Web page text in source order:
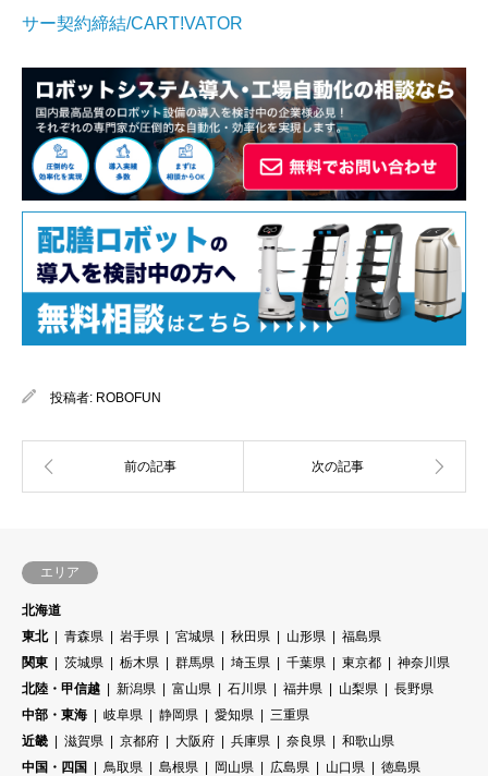
サー契約締結/CART!VATOR
投稿者: ROBOFUN
エリア
北海道
東北
青森県 岩手県 宮城県 秋田県 山形県
福島県
関東
茨城県 栃木県 群馬県 埼玉県 千葉県 東京都
神奈川県
北陸・甲信越
新潟県 富山県 石川県 福井県 山梨県
長野県
中部・東海
岐阜県 静岡県 愛知県
三重県
近畿
滋賀県 京都府 大阪府 兵庫県 奈良県
和歌山県
中国・四国
鳥取県 島根県 岡山県 広島県 山口県
徳島県